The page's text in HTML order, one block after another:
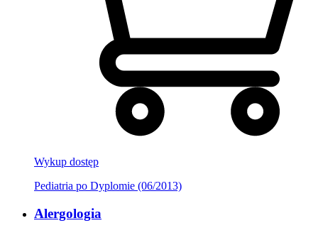
Wykup dostęp
Pediatria po Dyplomie (06/2013)
Alergologia